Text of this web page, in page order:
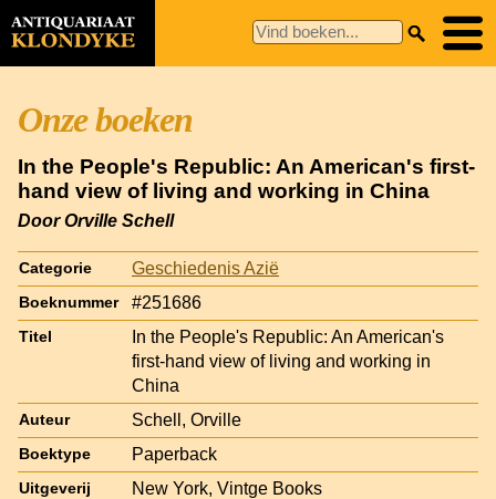
Onze boeken
In the People's Republic: An American's first-
hand view of living and working in China
Door Orville Schell
Categorie Geschiedenis Azië
Boeknummer #251686
Titel
In the People's Republic: An American's
first-hand view of living and working in
China
Auteur Schell, Orville
Boektype Paperback
Uitgeverij New York, Vintge Books